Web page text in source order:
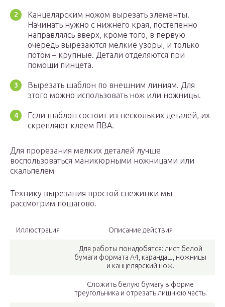
Канцелярским ножом вырезать элементы.
Начинать нужно с нижнего края, постепенно
направляясь вверх, кроме того, в первую
очередь вырезаются мелкие узоры, и только
потом – крупные. Детали отделяются при
помощи пинцета.
Вырезать шаблон по внешним линиям. Для
этого можно использовать нож или ножницы.
Если шаблон состоит из нескольких деталей, их
скрепляют клеем ПВА.
Для прорезания мелких деталей лучше
воспользоваться маникюрными ножницами или
скальпелем
Технику вырезания простой снежинки мы
рассмотрим пошагово.
Иллюстрация Описание действия
Для работы понадобятся: лист белой
бумаги формата А4, карандаш, ножницы
и канцелярский нож.
Сложить белую бумагу в форме
треугольника и отрезать лишнюю часть.